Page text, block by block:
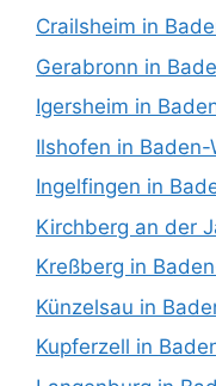
Crailsheim in
Gerabronn in
Igersheim in
Ilshofen in
Ingelfingen in
Kirchberg an der
Kreßberg in
Künzelsau in
Kupferzell in